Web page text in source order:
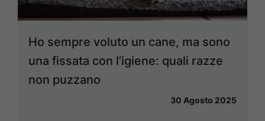
Ho sempre voluto un cane, ma sono
una fissata con l’igiene: quali razze
non puzzano
30 Agosto 2025